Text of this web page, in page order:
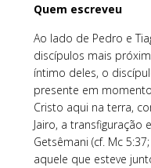
Quem escreveu
Ao lado de Pedro e
discípulos mais
íntimo deles, o
presente em
Cristo aqui na terra,
Jairo, a transfiguração
Getsêmani (cf. Mc
aquele que esteve